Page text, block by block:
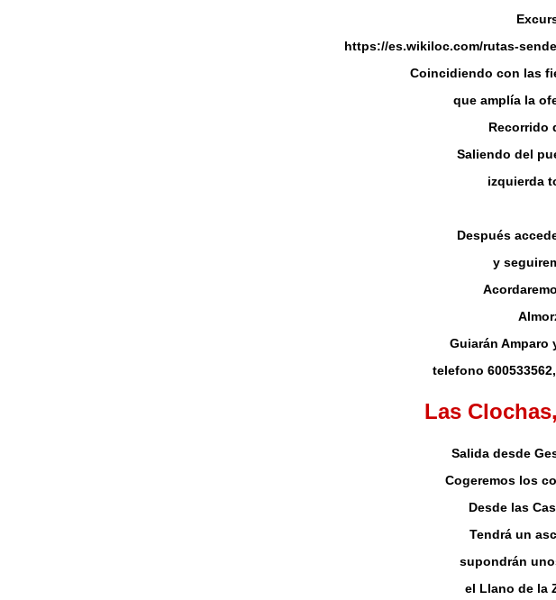
https://es.wikiloc.com/rutas-
Coincidiendo con las
que amplía la
Recorrido
Saliendo del
izquierda
Después
y
Guiarán Amparo
telefono
Las Clochas,
Salida desde
Cogeremos los
Desde las
Tendrá un
supondrán
el Llano de la